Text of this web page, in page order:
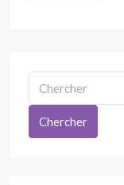
Chercher